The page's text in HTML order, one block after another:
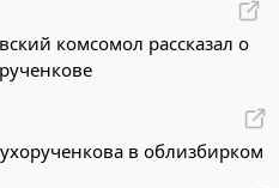
комсомол рассказал о
в облизбирком